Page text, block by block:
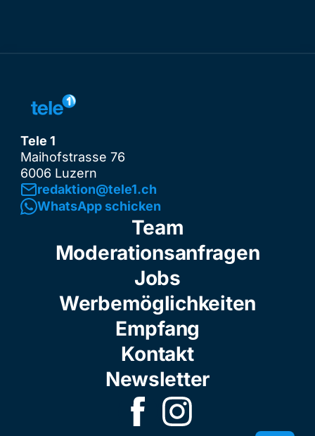
Tele 1
Maihofstrasse 76
6006 Luzern
redaktion@tele1.ch
WhatsApp schicken
Team
Moderationsanfragen
Jobs
Werbemöglichkeiten
Empfang
Kontakt
Newsletter